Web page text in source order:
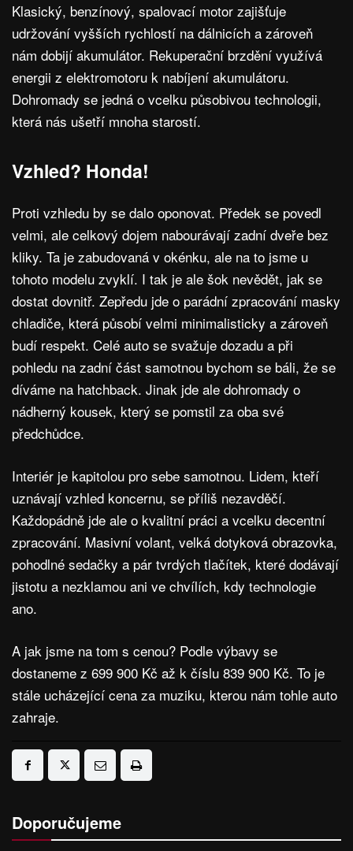
Klasický, benzínový, spalovací motor zajišťuje
udržování vyšších rychlostí na dálnicích a zároveň
nám dobijí akumulátor. Rekuperační brzdění využívá
energii z elektromotoru k nabíjení akumulátoru.
Dohromady se jedná o vcelku působivou technologii,
která nás ušetří mnoha starostí.
Vzhled? Honda!
Proti vzhledu by se dalo oponovat. Předek se povedl
velmi, ale celkový dojem nabourávají zadní dveře bez
kliky. Ta je zabudovaná v okénku, ale na to jsme u
tohoto modelu zvyklí. I tak je ale šok nevědět, jak se
dostat dovnitř. Zepředu jde o parádní zpracování masky
chladiče, která působí velmi minimalisticky a zároveň
budí respekt. Celé auto se svažuje dozadu a při
pohledu na zadní část samotnou bychom se báli, že se
díváme na hatchback. Jinak jde ale dohromady o
nádherný kousek, který se pomstil za oba své
předchůdce.
Interiér je kapitolou pro sebe samotnou. Lidem, kteří
uznávají vzhled koncernu, se příliš nezavděčí.
Každopádně jde ale o kvalitní práci a vcelku decentní
zpracování. Masivní volant, velká dotyková obrazovka,
pohodlné sedačky a pár tvrdých tlačítek, které dodávají
jistotu a nezklamou ani ve chvílích, kdy technologie
ano.
A jak jsme na tom s cenou? Podle výbavy se
dostaneme z 699 900 Kč až k číslu 839 900 Kč. To je
stále ucházející cena za muziku, kterou nám tohle auto
zahraje.
Doporučujeme